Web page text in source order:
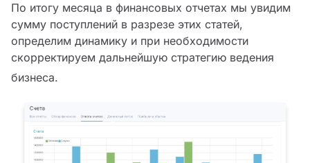
По итогу месяца в финансовых отчетах мы увидим
сумму поступлений в разрезе этих статей,
определим динамику и при необходимости
скорректируем дальнейшую стратегию ведения
бизнеса.